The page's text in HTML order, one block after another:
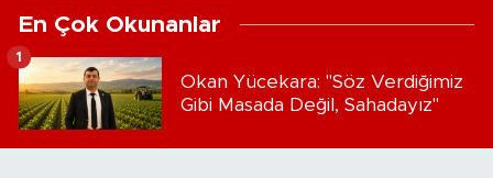
En Çok Okunanlar
Okan Yücekara: "Söz Verdiğimiz
Gibi Masada Değil, Sahadayız"
1